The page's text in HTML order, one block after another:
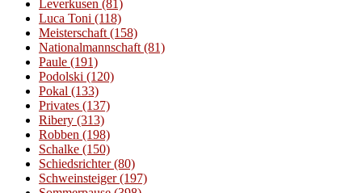
Leverkusen (81)
Luca Toni (118)
Meisterschaft(158)
Nationalmannschaft(81)
Paule (191)
Podolski (120)
Pokal (133)
Privates (137)
Ribery (313)
Robben (198)
Schalke (150)
Schiedsrichter(80)
Schweinsteiger(197)